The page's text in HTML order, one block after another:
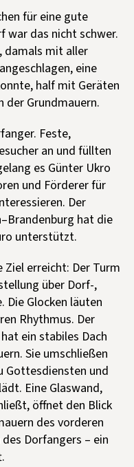
für eine gute
war das nicht schwer.
damals mit aller
eine
half mit Geräten
der Grundmauern.
Feste,
an und füllten
es Günter Ukro
und Förderer für
Der
hat die
unterstützt.
erreicht: Der Turm
über Dorf-,
Die Glocken läuten
Rhythmus. Der
ein stabiles Dach
Sie umschließen
Gottesdiensten und
Eine Glaswand,
öffnet den Blick
des vorderen
Dorfangers – ein